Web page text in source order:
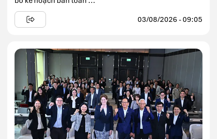
03/08/2026 - 09:05